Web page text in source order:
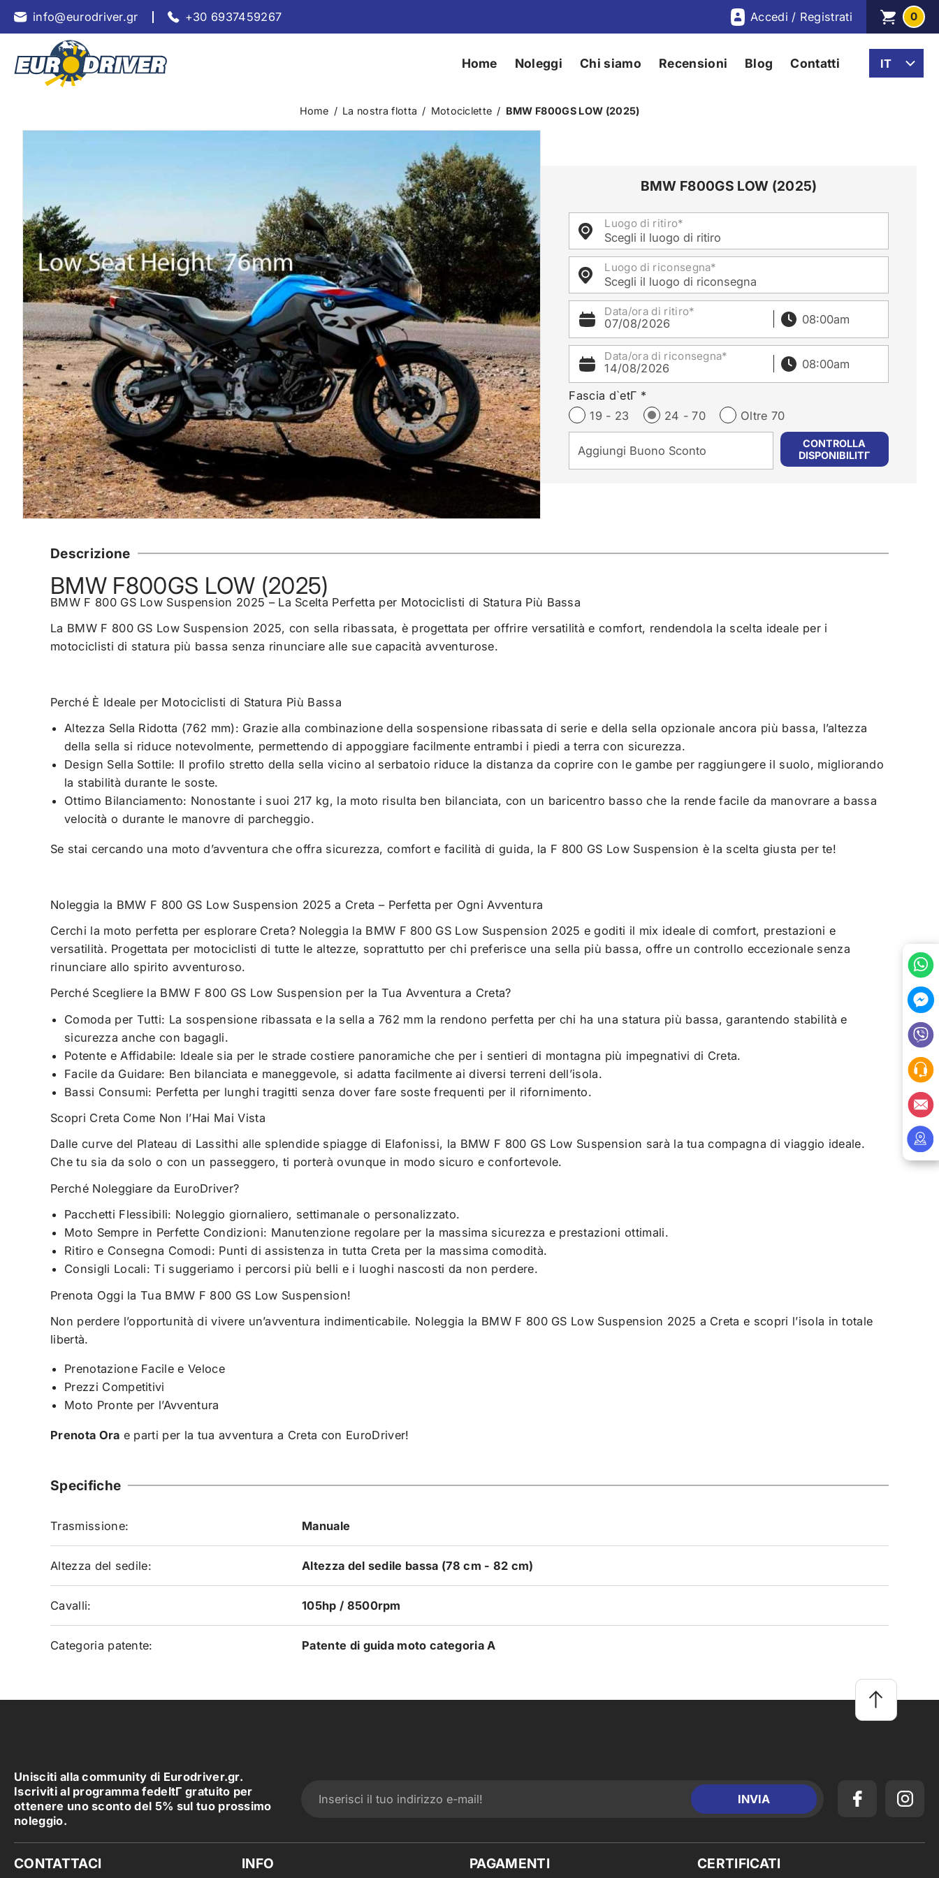
info@eurodriver.gr +30 6937459267 Accedi / Registrati 0
Home Noleggi Chi siamo Recensioni Blog Contatti
Home / La nostra flotta / Motociclette / BMW F800GS LOW (2025)
BMW F800GS LOW (2025)
Luogo di ritiro*
Scegli il luogo di ritiro
Luogo di riconsegna*
Scegli il luogo di riconsegna
Data/ora di ritiro*
07/08/2026
Data/ora di riconsegna*
14/08/2026
Fascia d`etΓ *
19 - 23
24 - 70 Oltre 70
Descrizione
BMW F800GS LOW (2025)
BMW F 800 GS Low Suspension 2025 – La Scelta Perfetta per Motociclisti di Statura Più Bassa
La BMW F 800 GS Low Suspension 2025, con sella ribassata, è progettata per offrire versatilità e comfort, rendendola la scelta ideale per i
motociclisti di statura più bassa senza rinunciare alle sue capacità avventurose.
Perché È Ideale per Motociclisti di Statura Più Bassa
Altezza Sella Ridotta (762 mm): Grazie alla combinazione della sospensione ribassata di serie e della sella opzionale ancora più bassa, l’altezza
della sella si riduce notevolmente, permettendo di appoggiare facilmente entrambi i piedi a terra con sicurezza.
Design Sella Sottile: Il profilo stretto della sella vicino al serbatoio riduce la distanza da coprire con le gambe per raggiungere il suolo, migliorando
la stabilità durante le soste.
Ottimo Bilanciamento: Nonostante i suoi 217 kg, la moto risulta ben bilanciata, con un baricentro basso che la rende facile da manovrare a bassa
velocità o durante le manovre di parcheggio.
Se stai cercando una moto d’avventura che offra sicurezza, comfort e facilità di guida, la F 800 GS Low Suspension è la scelta giusta per te!
Noleggia la BMW F 800 GS Low Suspension 2025 a Creta – Perfetta per Ogni Avventura
Cerchi la moto perfetta per esplorare Creta? Noleggia la BMW F 800 GS Low Suspension 2025 e goditi il mix ideale di comfort, prestazioni e
versatilità. Progettata per motociclisti di tutte le altezze, soprattutto per chi preferisce una sella più bassa, offre un controllo eccezionale senza
rinunciare allo spirito avventuroso.
Perché Scegliere la BMW F 800 GS Low Suspension per la Tua Avventura a Creta?
Comoda per Tutti: La sospensione ribassata e la sella a 762 mm la rendono perfetta per chi ha una statura più bassa, garantendo stabilità e
sicurezza anche con bagagli.
Potente e Affidabile: Ideale sia per le strade costiere panoramiche che per i sentieri di montagna più impegnativi di Creta.
Facile da Guidare: Ben bilanciata e maneggevole, si adatta facilmente ai diversi terreni dell’isola.
Bassi Consumi: Perfetta per lunghi tragitti senza dover fare soste frequenti per il rifornimento.
Scopri Creta Come Non l’Hai Mai Vista
Dalle curve del Plateau di Lassithi alle splendide spiagge di Elafonissi, la BMW F 800 GS Low Suspension sarà la tua compagna di viaggio ideale.
Che tu sia da solo o con un passeggero, ti porterà ovunque in modo sicuro e confortevole.
Perché Noleggiare da EuroDriver?
Pacchetti Flessibili: Noleggio giornaliero, settimanale o personalizzato.
Moto Sempre in Perfette Condizioni: Manutenzione regolare per la massima sicurezza e prestazioni ottimali.
Ritiro e Consegna Comodi: Punti di assistenza in tutta Creta per la massima comodità.
Consigli Locali: Ti suggeriamo i percorsi più belli e i luoghi nascosti da non perdere.
Prenota Oggi la Tua BMW F 800 GS Low Suspension!
Non perdere l’opportunità di vivere un’avventura indimenticabile. Noleggia la BMW F 800 GS Low Suspension 2025 a Creta e scopri l’isola in totale
libertà.
Prenotazione Facile e Veloce
Prezzi Competitivi
Moto Pronte per l’Avventura
Prenota Ora e parti per la tua avventura a Creta con EuroDriver!
Specifiche
Trasmissione: Manuale
Altezza del sedile: Altezza del sedile bassa (78 cm - 82 cm)
Cavalli: 105hp / 8500rpm
Categoria patente: Patente di guida moto categoria A
Unisciti alla community di Eurodriver.gr.
Iscriviti al programma fedeltΓ gratuito per
ottenere uno sconto del 5% sul tuo prossimo
noleggio.
CONTATTACI INFO PAGAMENTI CERTIFICATI